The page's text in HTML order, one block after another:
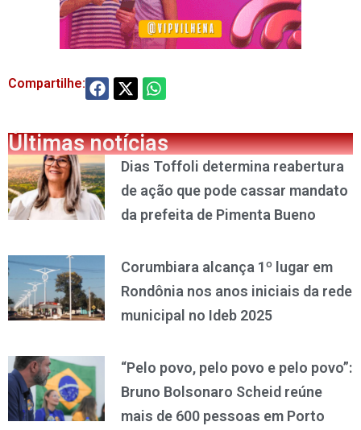
Compartilhe:
Últimas notícias
Dias Toffoli determina reabertura
de ação que pode cassar mandato
da prefeita de Pimenta Bueno
Corumbiara alcança 1º lugar em
Rondônia nos anos iniciais da rede
municipal no Ideb 2025
“Pelo povo, pelo povo e pelo povo”:
Bruno Bolsonaro Scheid reúne
mais de 600 pessoas em Porto